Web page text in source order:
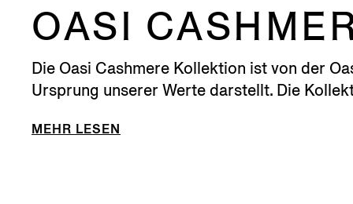
OASI
Die Oasi Cashmere Kollektion ist von der
Ursprung unserer Werte darstellt. Die
MEHR LESEN